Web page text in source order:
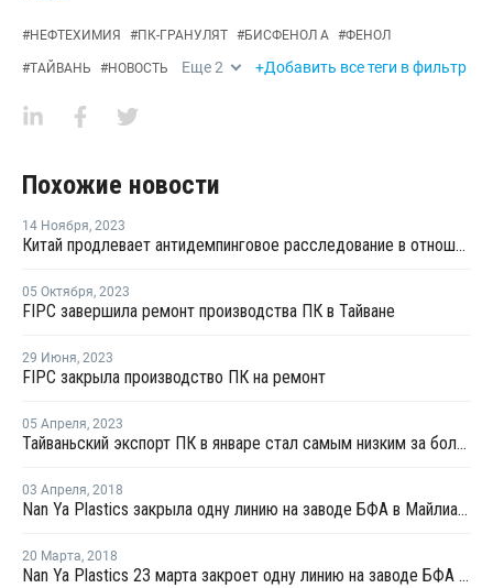
#НЕФТЕХИМИЯ #ПК-ГРАНУЛЯТ #БИСФЕНОЛ А #ФЕНОЛ
#ТАЙВАНЬ #НОВОСТЬ Еще2 +Добавить все теги в фильтр
Похожие новости
14 Ноября, 2023
Китай продлевает антидемпинговое расследование в отношении импорта ПК из Тайваня
05 Октября, 2023
FIPC завершила ремонт производства ПК в Тайване
29 Июня, 2023
FIPC закрыла производство ПК на ремонт
05 Апреля, 2023
Тайваньский экспорт ПК в январе стал самым низким за более чем шесть лет
03 Апреля, 2018
Nan Ya Plastics закрыла одну линию на заводе БФА в Майлиао на плановый ремонт
20 Марта, 2018
Nan Ya Plastics 23 марта закроет одну линию на заводе БФА в Майлиао на плановый ремонт